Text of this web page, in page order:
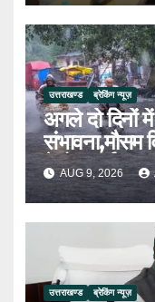
उत्तराखण्ड ब्रेकिंग न्यूज़
अगले दो दिनों में
संभावना,मौसम
येलो अलर्ट
AUG 9, 2026
उत्तराखण्ड ब्रेकिंग न्यूज़